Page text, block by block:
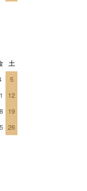
土
5
12
19
26